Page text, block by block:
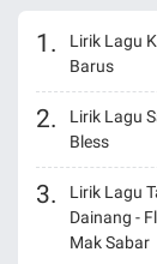
Lirik Lagu
Barus
Lirik Lagu
Bless
Lirik Lagu
Dainang -
Mak Sabar